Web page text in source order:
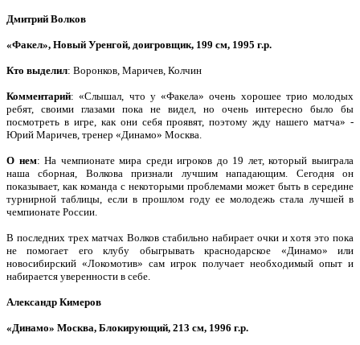
Дмитрий Волков
«Факел», Новый Уренгой, доигровщик, 199 см, 1995 г.р.
Кто выделил: Воронков, Маричев, Колчин
Комментарий: «Слышал, что у «Факела» очень хорошее трио молодых
ребят, своими глазами пока не видел, но очень интересно было бы
посмотреть в игре, как они себя проявят, поэтому жду нашего матча» ‑
Юрий Маричев, тренер «Динамо» Москва.
О нем: На чемпионате мира среди игроков до 19 лет, который выиграла
наша сборная, Волкова признали лучшим нападающим. Сегодня он
показывает, как команда с некоторыми проблемами может быть в середине
турнирной таблицы, если в прошлом году ее молодежь стала лучшей в
чемпионате России.
В последних трех матчах Волков стабильно набирает очки и хотя это пока
не помогает его клубу обыгрывать краснодарское «Динамо» или
новосибирский «Локомотив» сам игрок получает необходимый опыт и
набирается уверенности в себе.
Александр Кимеров
«Динамо» Москва, Блокирующий, 213 см, 1996 г.р.